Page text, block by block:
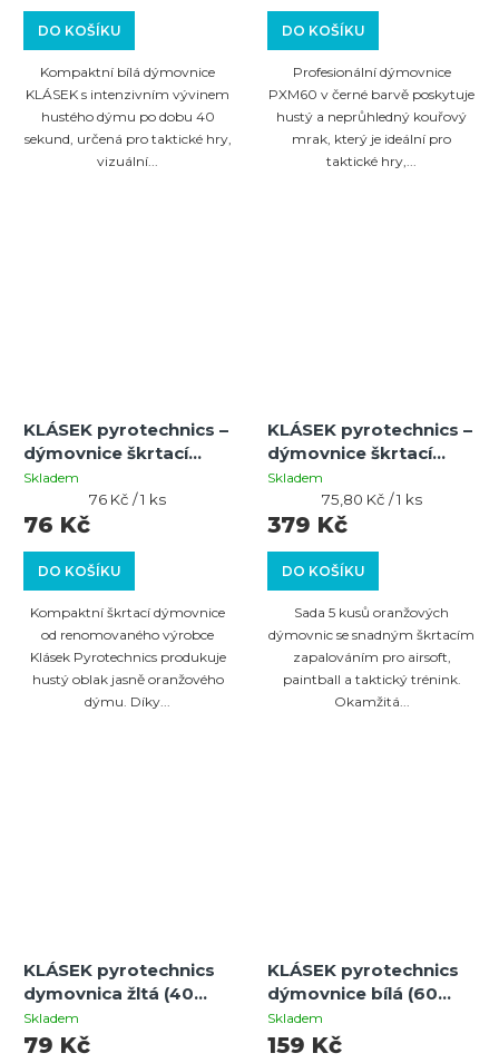
DO KOŠÍKU
Kompaktní bílá dýmovnice
KLÁSEK s intenzivním vývinem
hustého dýmu po dobu 40
sekund, určená pro taktické hry,
vizuální...
DO KOŠÍKU
Profesionální dýmovnice
PXM60 v černé barvě poskytuje
hustý a neprůhledný kouřový
mrak, který je ideální pro
taktické hry,...
KLÁSEK pyrotechnics –
dýmovnice škrtací
oranžová 1 ks
Skladem
DO KOŠÍKU
76 Kč
Měrná
cena:
76 Kč / 1 ks
Kompaktní škrtací dýmovnice
od renomovaného výrobce
Klásek Pyrotechnics produkuje
hustý oblak jasně oranžového
dýmu. Díky...
KLÁSEK pyrotechnics –
dýmovnice škrtací
oranžová 5 ks
Skladem
DO KOŠÍKU
379 Kč
Měrná
cena:
75,80 Kč / 1 ks
Sada 5 kusů oranžových
dýmovnic se snadným škrtacím
zapalováním pro airsoft,
paintball a taktický trénink.
Okamžitá...
KLÁSEK pyrotechnics
dymovnica žltá (40
sekund)
Skladem
79 Kč
KLÁSEK pyrotechnics
dýmovnice bílá (60
sekund)
Skladem
159 Kč